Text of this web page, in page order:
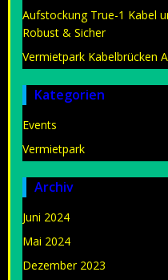
Aufstockung True-1 Kabel
Robust & Sicher
Vermietpark Kabelbrücken
Kategorien
Events
Vermietpark
Archiv
Juni 2024
Mai 2024
Dezember 2023